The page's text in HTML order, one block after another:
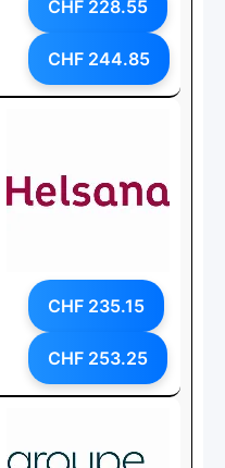
CHF 228.55
CHF 244.85
CHF 235.15
CHF 253.25